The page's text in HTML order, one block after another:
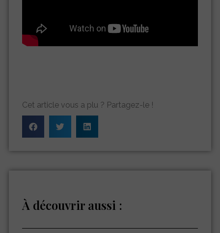
Cet article vous a plu ? Partagez-le !
À découvrir aussi :